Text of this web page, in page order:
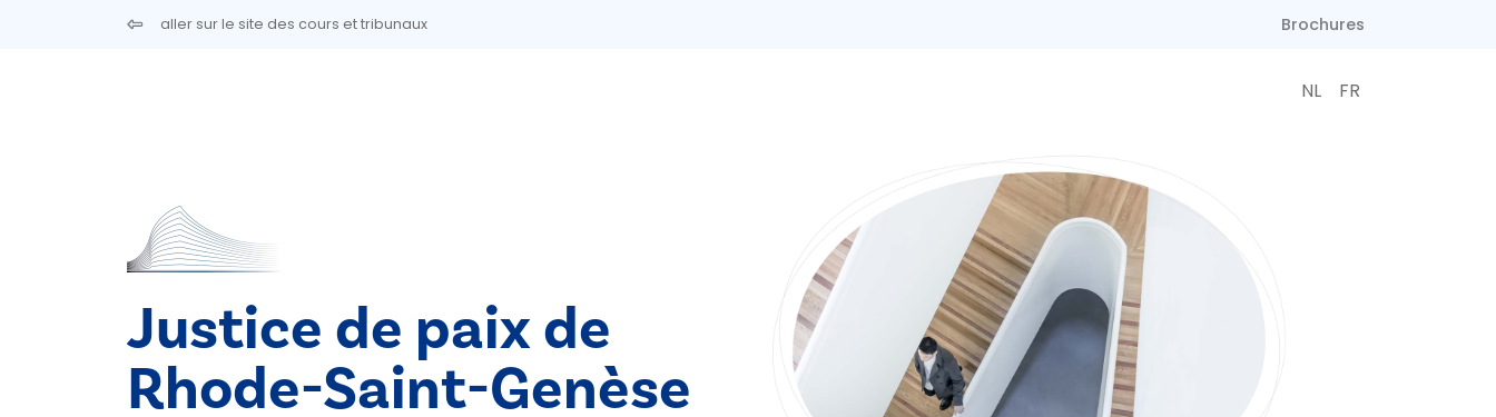
Aller au contenu principalaller sur le site des cours et tribunaux Brochures
NL FR
Justice de paix de
Rhode-Saint-Genèse